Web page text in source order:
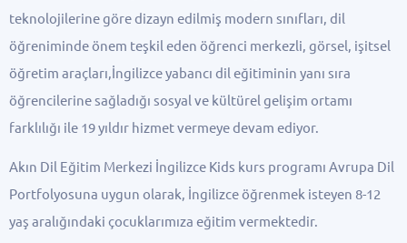
teknolojilerine göre dizayn edilmiş modern sınıfları, dil
öğreniminde önem teşkil eden öğrenci merkezli, görsel, işitsel
öğretim araçları,İngilizce yabancı dil eğitiminin yanı sıra
öğrencilerine sağladığı sosyal ve kültürel gelişim ortamı
farklılığı ile 19 yıldır hizmet vermeye devam ediyor.
Akın Dil Eğitim Merkezi İngilizce Kids kurs programı Avrupa Dil
Portfolyosuna uygun olarak, İngilizce öğrenmek isteyen 8-12
yaş aralığındaki çocuklarımıza eğitim vermektedir.